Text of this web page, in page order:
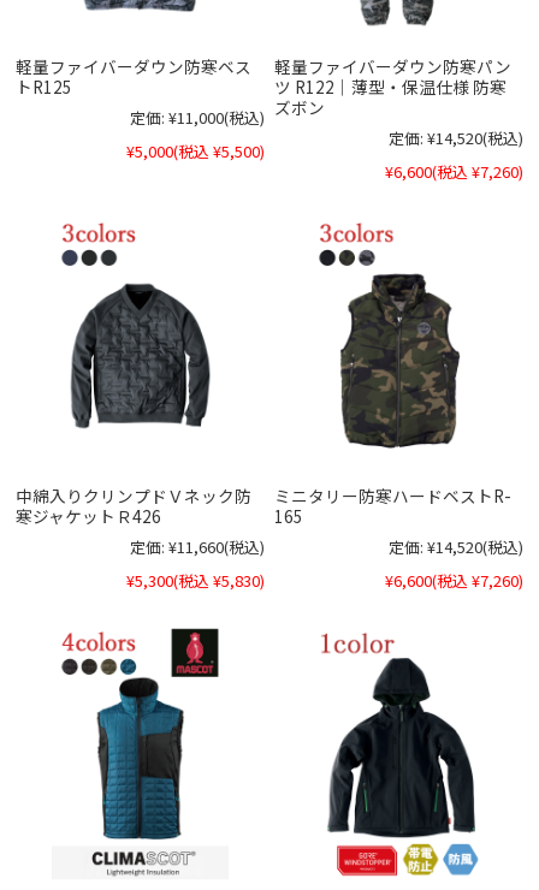
軽量ファイバーダウン防寒ベス
トR125
定価: ¥11,000(税込)
¥5,000(税込 ¥5,500)
軽量ファイバーダウン防寒パン
ツ R122｜薄型・保温仕様 防寒
ズボン
定価: ¥14,520(税込)
¥6,600(税込 ¥7,260)
中綿入りクリンプドＶネック防
寒ジャケットＲ426
定価: ¥11,660(税込)
¥5,300(税込 ¥5,830)
ミニタリー防寒ハードベストR-
165
定価: ¥14,520(税込)
¥6,600(税込 ¥7,260)